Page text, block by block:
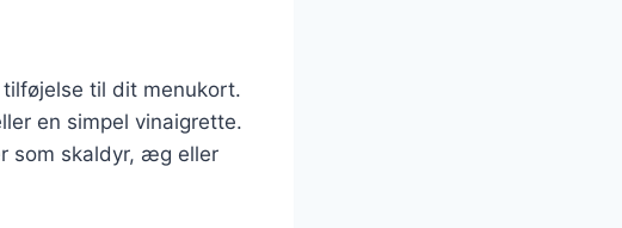
til dit menukort.
en simpel vinaigrette.
som skaldyr, æg eller